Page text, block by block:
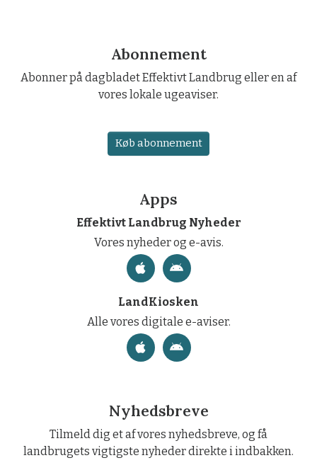
Abonnement
Abonner på dagbladet Effektivt Landbrug eller en af
vores lokale ugeaviser.
Køb abonnement
Apps
Effektivt Landbrug Nyheder
Vores nyheder og e-avis.
LandKiosken
Alle vores digitale e-aviser.
Nyhedsbreve
Tilmeld dig et af vores nyhedsbreve, og få
landbrugets vigtigste nyheder direkte i indbakken.